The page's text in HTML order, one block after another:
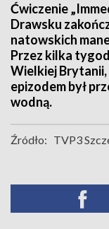
Ćwiczenie
Drawsku
natowskich
Przez kilka
Wielkiej Brytanii,
epizodem był
wodną.
Źródło: TVP3